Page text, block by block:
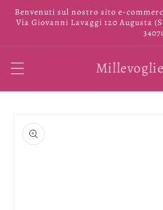
direttamente
ai contenuti
Benvenuti sul nostro sito e-
Via Giovanni Lavaggi 120 Augusta
informazioni
sul prodotto